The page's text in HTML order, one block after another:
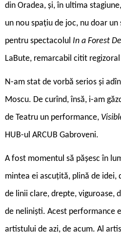
din Oradea, și, în ultima
un nou spațiu de joc, nu doar
pentru spectacolul In a Forest
LaBute, remarcabil citit
N-am stat de vorbă serios și
Moscu. De curînd, însă, i-am
de Teatru un performance,
HUB-ul ARCUB Gabroveni.
A fost momentul să pășesc în
mintea ei ascuțită, plină de idei,
de linii clare, drepte, viguroase,
de neliniști. Acest performance
artistului de azi, de acum. Al